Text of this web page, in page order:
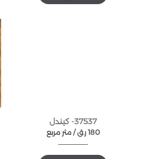
37537- كيندل
متر مربع / 180 ر.ق